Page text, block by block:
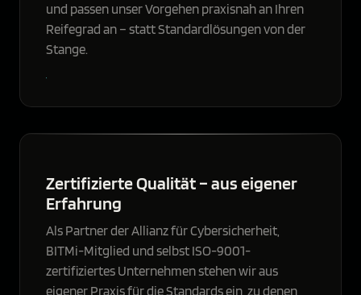
und passen unser Vorgehen praxisnah an Ihren
Reifegrad an – statt Standardlösungen von der
Stange.
Zertifizierte Qualität – aus eigener
Erfahrung
Als Partner der Allianz für Cybersicherheit,
BITMi-Mitglied und selbst ISO-9001-
zertifiziertes Unternehmen stehen wir aus
eigener Praxis für die Standards ein, zu denen